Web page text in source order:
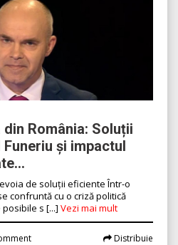
România: Soluții
și impactul
de soluții eficiente Într-o
confruntă cu o criză politică
s [...] Vezi mai mult
Distribuie